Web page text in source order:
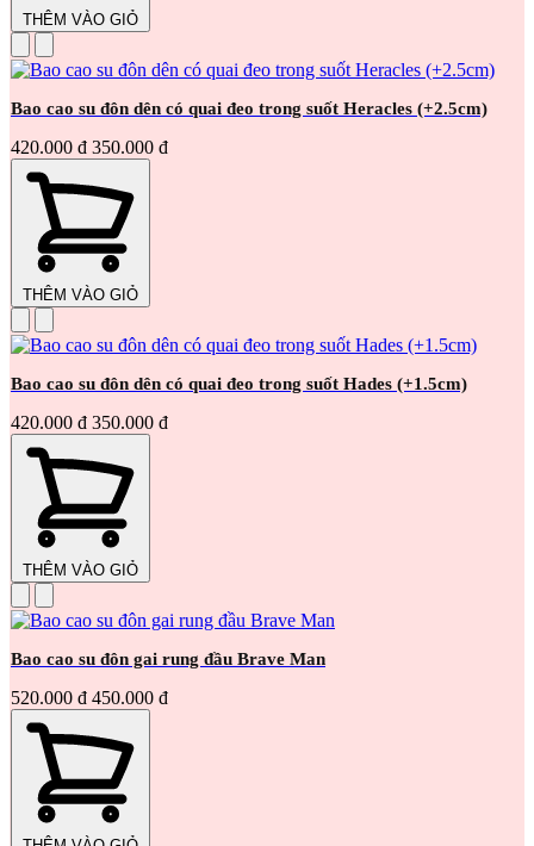
THÊM VÀO GIỎ
Bao cao su đôn dên có quai đeo trong suốt Heracles (+2.5cm)
420.000 đ 350.000 đ
THÊM VÀO GIỎ
Bao cao su đôn dên có quai đeo trong suốt Hades (+1.5cm)
420.000 đ 350.000 đ
THÊM VÀO GIỎ
Bao cao su đôn gai rung đầu Brave Man
520.000 đ 450.000 đ